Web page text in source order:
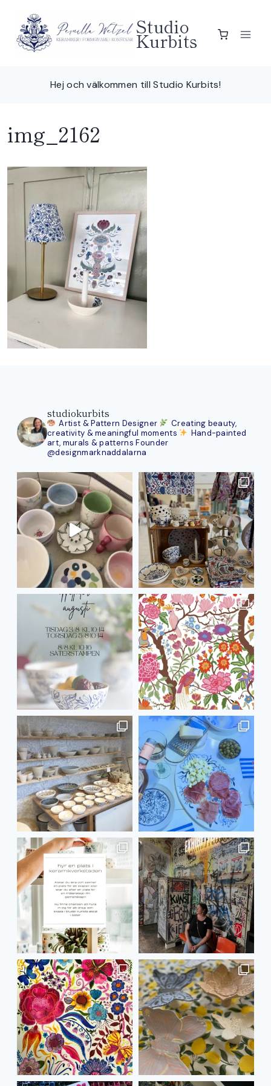
content
Studio
Kurbits
Hej och välkommen till Studio Kurbits!
img_2162
studiokurbits
Artist & Pattern Designer
Creating beauty,
creativity & meaningful moments
Hand-painted
art, murals & patterns Founder
@designmarknaddalarna